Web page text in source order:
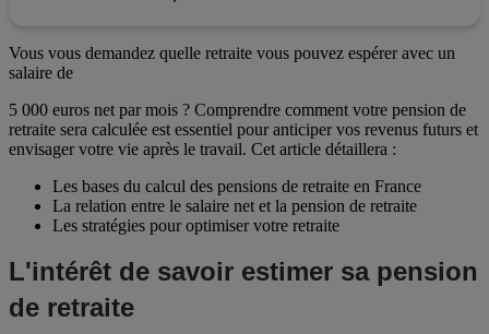
Vous vous demandez quelle retraite vous pouvez espérer avec un
salaire de
5 000 euros net par mois ? Comprendre comment votre pension de
retraite sera calculée est essentiel pour anticiper vos revenus futurs et
envisager votre vie après le travail. Cet article détaillera :
Les bases du calcul des pensions de retraite en France
La relation entre le salaire net et la pension de retraite
Les stratégies pour optimiser votre retraite
L'intérêt de savoir estimer sa pension
de retraite